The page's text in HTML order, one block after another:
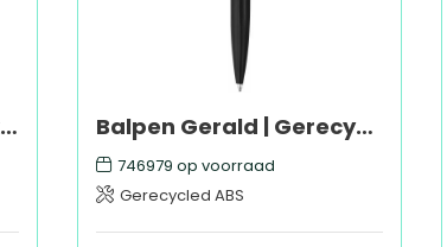
Gunshape bamboe prikkers 90 mm Balpen Gerald | Gerecycled | Grote clip
746979 op voorraad
Gerecycled ABS